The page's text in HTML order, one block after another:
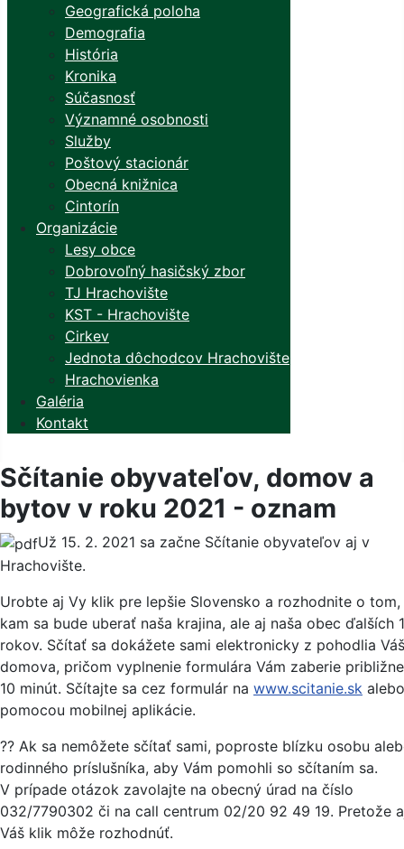
Geografická poloha
Demografia
História
Kronika
Súčasnosť
Významné osobnosti
Služby
Poštový stacionár
Obecná knižnica
Cintorín
Organizácie
Lesy obce
Dobrovoľný hasičský zbor
TJ Hrachovište
KST - Hrachovište
Cirkev
Jednota dôchodcov Hrachovište
Hrachovienka
Galéria
Kontakt
Sčítanie obyvateľov, domov a
bytov v roku 2021 - oznam
Už 15. 2. 2021 sa začne Sčítanie obyvateľov aj v
Hrachovište.
Urobte aj Vy klik pre lepšie Slovensko a rozhodnite o tom,
kam sa bude uberať naša krajina, ale aj naša obec ďalších
rokov. Sčítať sa dokážete sami elektronicky z pohodlia
domova, pričom vyplnenie formulára Vám zaberie približne
10 minút. Sčítajte sa cez formulár na www.scitanie.sk alebo
pomocou mobilnej aplikácie.
?‍? Ak sa nemôžete sčítať sami, poproste blízku osobu
rodinného príslušníka, aby Vám pomohli so sčítaním sa.
V prípade otázok zavolajte na obecný úrad na číslo
032/7790302 či na call centrum 02/20 92 49 19. Pretože
Váš klik môže rozhodnúť.